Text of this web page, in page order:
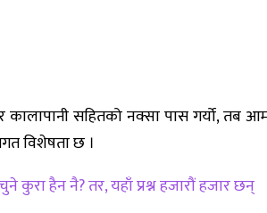
कालापानी सहितको नक्सा पास गर्यो,
विशेषता छ ।
हैन नै? तर, यहाँ प्रश्न हजारौं हजार छन्